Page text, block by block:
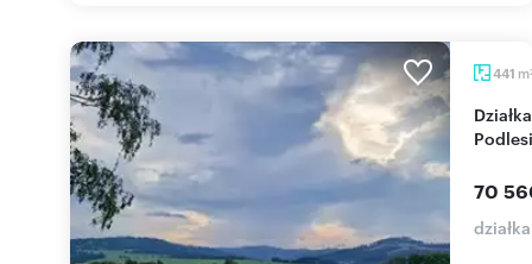
441 m
Działka z widokiem na góry (4,4-30,7 arów) w
70